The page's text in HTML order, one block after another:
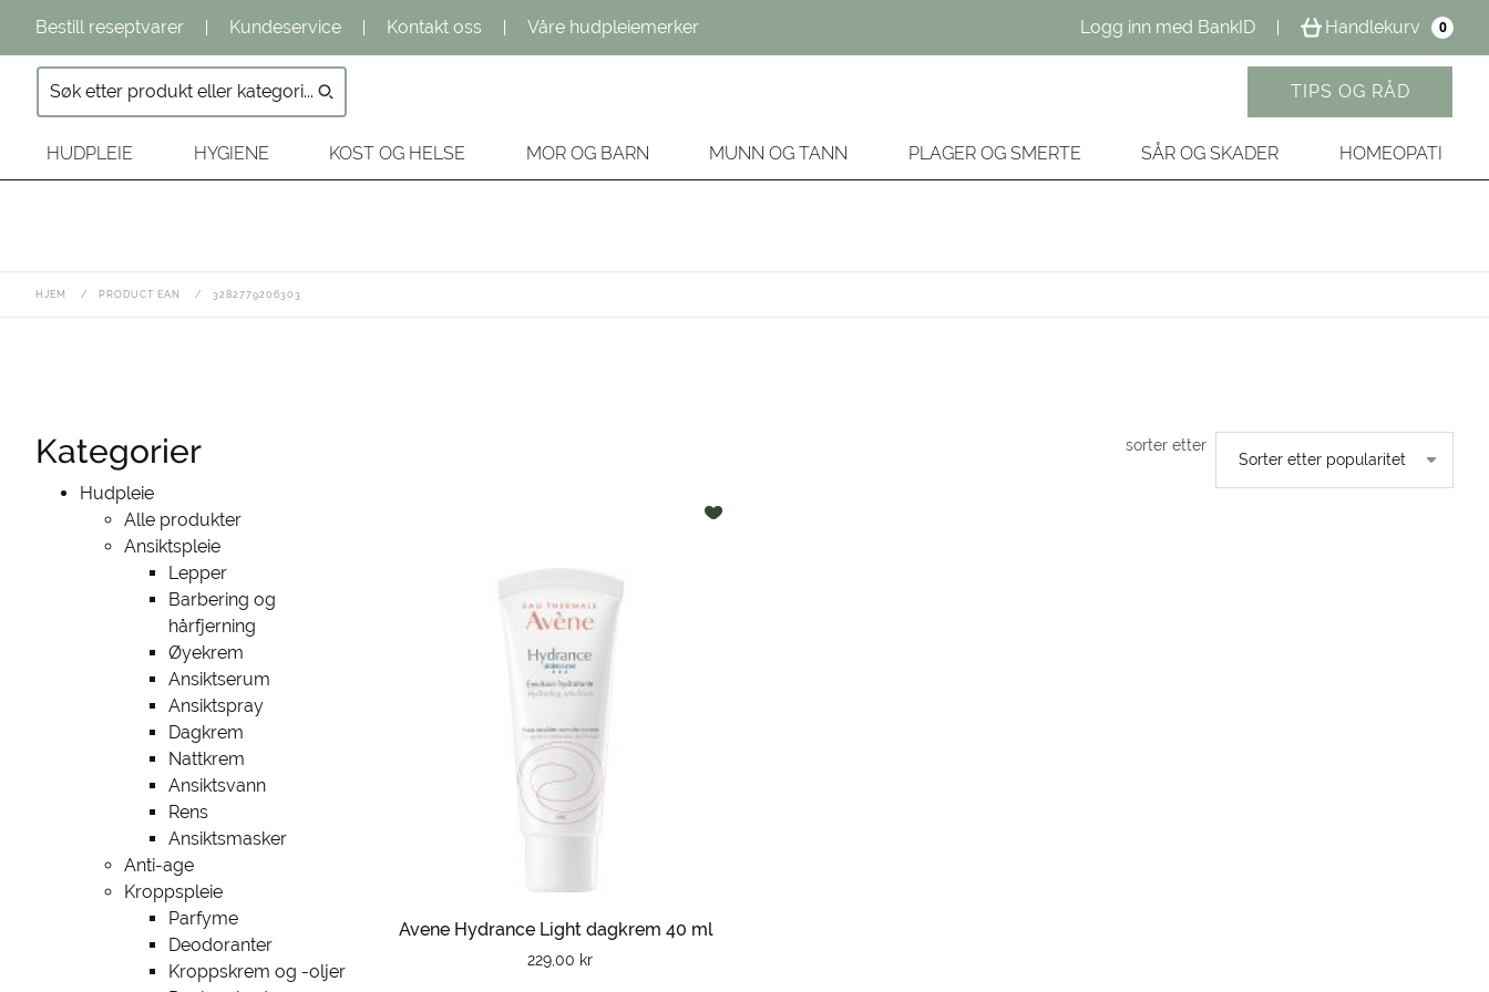
Bestill reseptvarer Kundeservice Kontakt oss Våre hudpleiemerker Logg inn med BankID Handlekurv 0
TIPS OG RÅD
HUDPLEIE HYGIENE KOST OG HELSE MOR OG BARN MUNN OG TANN PLAGER OG SMERTE SÅR OG SKADER HOMEOPATI
HJEM / PRODUCT EAN / 3282779206303
Kategorier
Hudpleie
Alle produkter
Ansiktspleie
Lepper
Barbering og
hårfjerning
Øyekrem
Ansiktserum
Ansiktspray
Dagkrem
Nattkrem
Ansiktsvann
Rens
Ansiktsmasker
Anti-age
Kroppspleie
Parfyme
Deodoranter
Kroppskrem og -oljer
sorter etter
Avene Hydrance Light dagkrem 40 ml
229,00 kr